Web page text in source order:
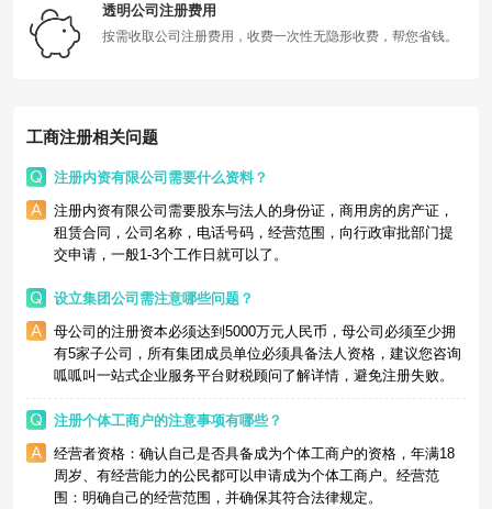
透明公司注册费用
按需收取公司注册费用，收费一次性无隐形收费，帮您省钱。
工商注册相关问题
注册内资有限公司需要什么资料？
注册内资有限公司需要股东与法人的身份证，商用房的房产证，
租赁合同，公司名称，电话号码，经营范围，向行政审批部门提
交申请，一般1-3个工作日就可以了。
设立集团公司需注意哪些问题？
母公司的注册资本必须达到5000万元人民币，母公司必须至少拥
有5家子公司，所有集团成员单位必须具备法人资格，建议您咨询
呱呱叫一站式企业服务平台财税顾问了解详情，避免注册失败。
注册个体工商户的注意事项有哪些？
经营者资格：确认自己是否具备成为个体工商户的资格，年满18
周岁、有经营能力的公民都可以申请成为个体工商户。经营范
围：明确自己的经营范围，并确保其符合法律规定。